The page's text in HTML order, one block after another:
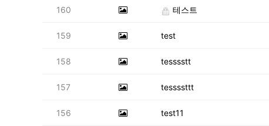
160 테스트
159 test
158 tesssstt
157 tessssttt
156 test11